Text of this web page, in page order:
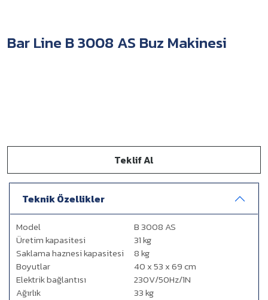
Bar Line B 3008 AS Buz Makinesi
Teklif Al
Teknik Özellikler
Model
B 3008 AS
Üretim kapasitesi
31 kg
Saklama haznesi kapasitesi
8 kg
Boyutlar
40 x 53 x 69 cm
Elektrik bağlantısı
230V/50Hz/1N
Ağırlık
33 kg